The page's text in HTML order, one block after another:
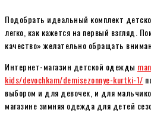
Подобрать идеальный комплект
легко, как кажется на первый взгляд.
качество» желательно обращать
Интернет-магазин детской одежды
kids/devochkam/demisezonnye-kurtki-1/
выбором и для девочек, и для
магазине зимняя одежда для детей